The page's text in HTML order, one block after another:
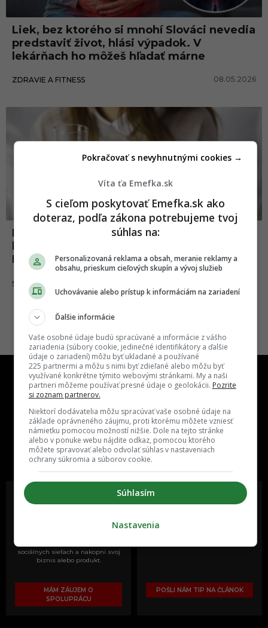
Liek, bez ktorého si mnohí Slováci nevedia
predstaviť život, hlási výpadok. V
lekárňach ho môžeš hľadať márne
ZDRAVIE A FITNESS 08.05.2026
Dôležitý liek nebude v slovenských
Náhradu nemá
SLOVENSKO
One time najzábavnejšie miesto na
slovenskom internete, next time
najzabávnejšie miesto na svete
Oslov reklamou viac ako milión
sociálnych sieťach a nakopni svoj
biznis alebo produkt.
MÁM ZÁUJEM O
SPOLUPRÁCU
Vieš o niečom zaujímavom alebo
POŠLI NÁM TIP NA ČLÁNOK
Víta ťa Emefka.sk
S cieľom poskytovať Emefka.sk ako
doteraz, podľa zákona potrebujeme tvoj
súhlas na:
Personalizovaná reklama a obsah, meranie reklamy a
obsahu, prieskum cieľových skupín a vývoj služieb
Uchovávanie alebo prístup k informáciám na zariadení
Ďalšie informácie
Vaše osobné údaje budú spracúvané a informácie z vášho
zariadenia (súbory cookie, jedinečné identifikátory a ďalšie
údaje o zariadení) môžu byť ukladané a používané
225 partnermi a môžu s nimi byť zdieľané alebo môžu byť
využívané konkrétne týmito webovými stránkami. My a naši
partneri môžeme používať presné údaje o geolokácii. Pozrite
si zoznam partnerov.
Niektorí dodávatelia môžu spracúvať vaše osobné údaje na
základe oprávneného záujmu, proti ktorému môžete vzniesť
námietku pomocou možností nižšie. Dole na tejto stránke
alebo v ponuke webu nájdite odkaz, pomocou ktorého
môžete spravovať alebo odvolať súhlas v nastaveniach
ochrany súkromia a súborov cookie.
Súhlasím
Pokračovať s nevyhnutnými cookies →
Nastavenia